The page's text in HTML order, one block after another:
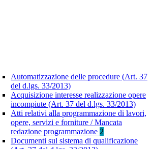
Automatizzazione delle procedure (Art. 37
del d.lgs. 33/2013)
Acquisizione interesse realizzazione opere
incompiute (Art. 37 del d.lgs. 33/2013)
Atti relativi alla programmazione di lavori,
opere, servizi e forniture / Mancata
redazione programmazione 2
Documenti sul sistema di qualificazione